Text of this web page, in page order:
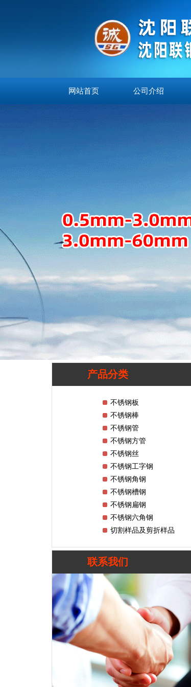
网站首页 公司介绍
产品分类
不锈钢板
不锈钢棒
不锈钢管
不锈钢方管
不锈钢丝
不锈钢工字钢
不锈钢角钢
不锈钢槽钢
不锈钢扁钢
不锈钢六角钢
切割样品及剪折样品
联系我们